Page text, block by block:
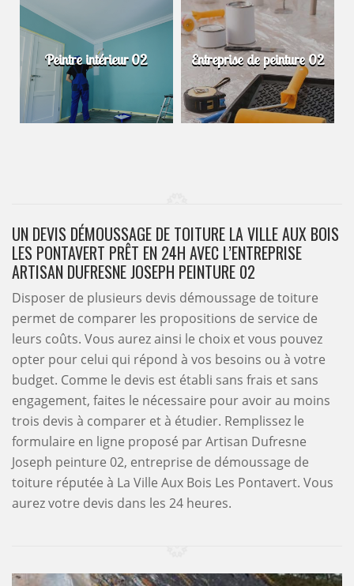
Peintre intérieur 02 Entreprise de peinture 02
UN DEVIS DÉMOUSSAGE DE TOITURE LA VILLE AUX BOIS
LES PONTAVERT PRÊT EN 24H AVEC L’ENTREPRISE
ARTISAN DUFRESNE JOSEPH PEINTURE 02
Disposer de plusieurs devis démoussage de toiture
permet de comparer les propositions de service de
leurs coûts. Vous aurez ainsi le choix et vous pouvez
opter pour celui qui répond à vos besoins ou à votre
budget. Comme le devis est établi sans frais et sans
engagement, faites le nécessaire pour avoir au moins
trois devis à comparer et à étudier. Remplissez le
formulaire en ligne proposé par Artisan Dufresne
Joseph peinture 02, entreprise de démoussage de
toiture réputée à La Ville Aux Bois Les Pontavert. Vous
aurez votre devis dans les 24 heures.